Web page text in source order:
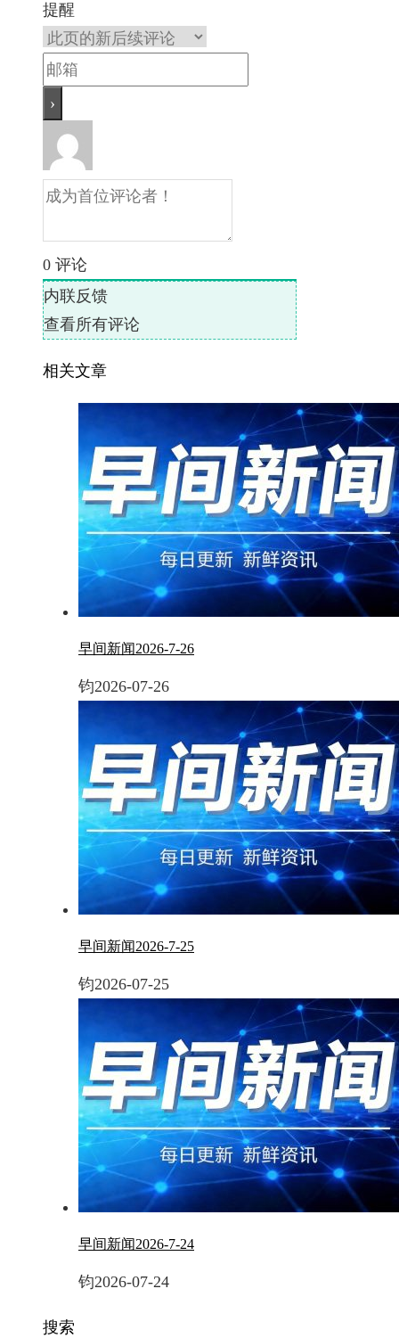
提醒
0 评论
内联反馈
查看所有评论
相关文章
早间新闻2026-7-26
钧2026-07-26
早间新闻2026-7-25
钧2026-07-25
早间新闻2026-7-24
钧2026-07-24
搜索